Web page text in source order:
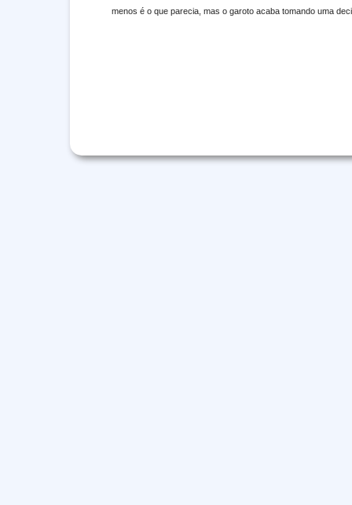
menos é o que parecia, mas o garoto acaba tomando uma